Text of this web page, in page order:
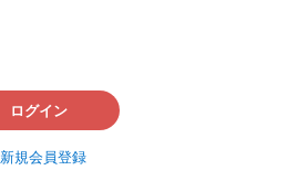
ログイン
新規会員登録